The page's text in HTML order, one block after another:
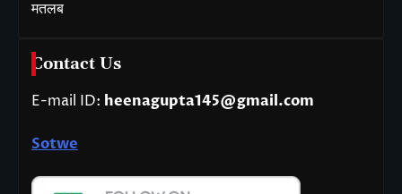
मतलब
Contact Us
E-mail ID: heenagupta145@gmail.com
Sotwe